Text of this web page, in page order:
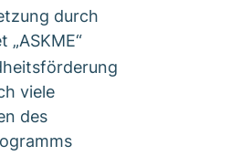
durch
„ASKME“
viele
des